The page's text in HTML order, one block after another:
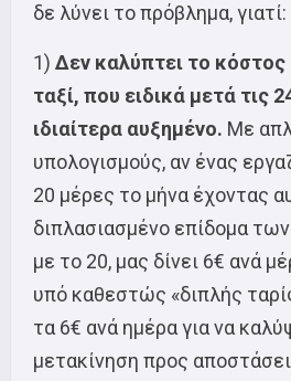
δε λύνει το πρόβλημα, γιατί:
1) Δεν καλύπτει το κόστος
ταξί, που ειδικά μετά τις
ιδιαίτερα αυξημένο. Με
υπολογισμούς, αν ένας
20 μέρες το μήνα έχοντας
διπλασιασμένο επίδομα
με το 20, μας δίνει 6€ ανά
υπό καθεστώς «διπλής
τα 6€ ανά ημέρα για να
μετακίνηση προς